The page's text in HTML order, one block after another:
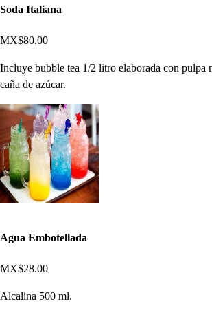
Soda Italiana
MX$80.00
Incluye bubble tea 1/2 litro elaborada con pulpa
caña de azúcar.
Agua Embotellada
MX$28.00
Alcalina 500 ml.